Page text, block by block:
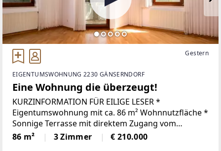
Gestern
EIGENTUMSWOHNUNG 2230 GÄNSERNDORF
Eine Wohnung die überzeugt!
KURZINFORMATION FÜR EILIGE LESER *
Eigentumswohnung mit ca. 86 m² Wohnnutzfläche *
Sonnige Terrasse mit direktem Zugang vom
Wohnbereich * 3 Zimmer, darunter ein großzügiger
Wohn- und Essbereich * Küche mit gemütlichem
86 m² 3 Zimmer € 210.000